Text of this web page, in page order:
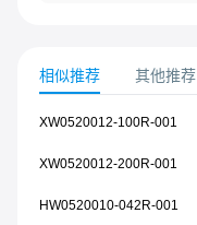
相似推荐 其他推荐
XW0520012-100R-001
XW0520012-200R-001
HW0520010-042R-001